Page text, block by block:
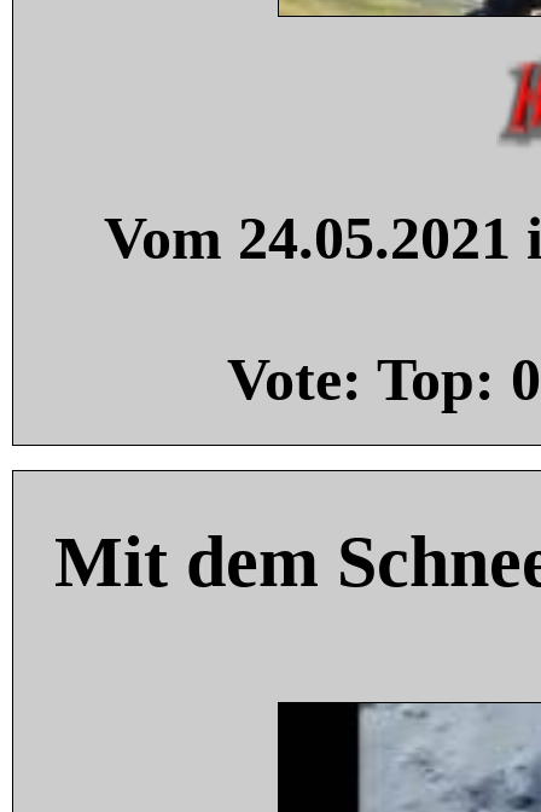
Vom
Vote: Top: 0
Mit dem